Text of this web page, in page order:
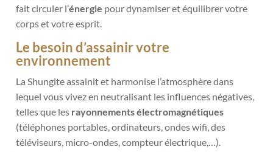
fait circuler l’énergie pour dynamiser et équilibrer votre
corps et votre esprit.
Le besoin d’assainir votre
environnement
La Shungite assainit et harmonise l’atmosphère dans
lequel vous vivez en neutralisant les influences négatives,
telles que les rayonnements électromagnétiques
(téléphones portables, ordinateurs, ondes wifi, des
téléviseurs, micro-ondes, compteur électrique,…).